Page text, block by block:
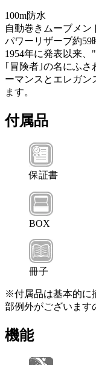
100m防水
自動巻きムーブメン
パワーリザーブ約59
1954年に発表以来
｢冒険者｣の名にふ
ーマンスとエレガン
ます。
付属品
保証書
BOX
冊子
※付属品は基本的に
部例外がございます
機能